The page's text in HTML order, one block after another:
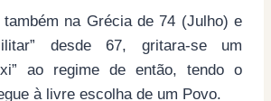
também na Grécia de 74 (Julho) e
desde 67, gritara-se um
ao regime de então, tendo o
à livre escolha de um Povo.